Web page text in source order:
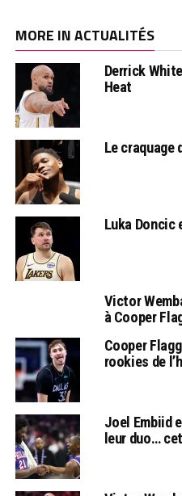
MORE IN ACTUALITÉS
Derrick
Heat
Le craquage
Luka Doncic
Victor
à Cooper
Cooper
rookies de
Joel Embiid
leur duo…